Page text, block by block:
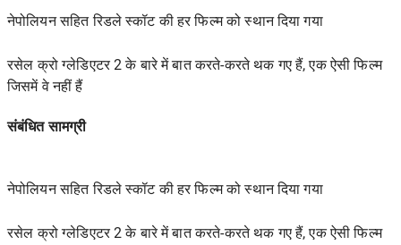
नेपोलियन सहित रिडले स्कॉट की हर फिल्म को स्थान दिया गया
रसेल क्रो ग्लेडिएटर 2 के बारे में बात करते-करते थक गए हैं, एक ऐसी फिल्म
जिसमें वे नहीं हैं
संबंधित सामग्री
नेपोलियन सहित रिडले स्कॉट की हर फिल्म को स्थान दिया गया
रसेल क्रो ग्लेडिएटर 2 के बारे में बात करते-करते थक गए हैं, एक ऐसी फिल्म